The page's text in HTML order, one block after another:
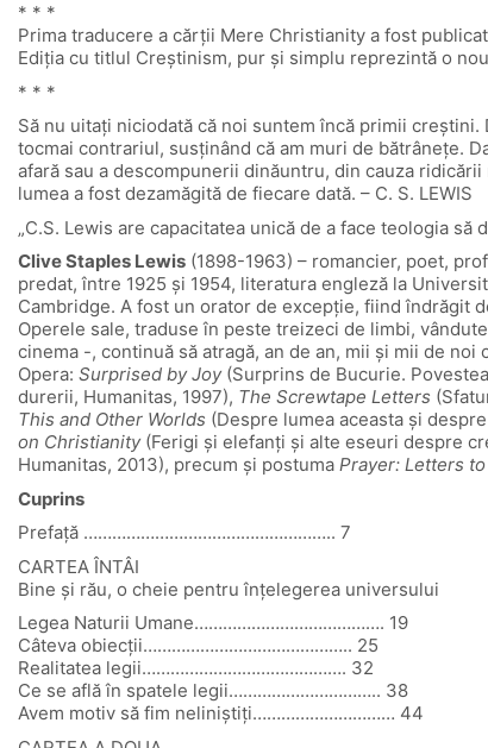
* * *
Prima traducere a cărții Mere Christianity a fost
Ediția cu titlul Creștinism, pur și simplu reprezintă o
* * *
Să nu uitați niciodată că noi suntem încă primii
tocmai contrariul, susținând că am muri de bătrânețe.
afară sau a descompunerii dinăuntru, din cauza
lumea a fost dezamăgită de fiecare dată. – C. S. LEWIS
„C.S. Lewis are capacitatea unică de a face teologia
Clive Staples Lewis (1898-1963) – romancier, poet,
predat, între 1925 şi 1954, literatura engleză la
Cambridge. A fost un orator de excepţie, fiind îndrăgit
Operele sale, traduse în peste treizeci de limbi,
cinema -, continuă să atragă, an de an, mii şi mii de noi
Opera: Surprised by Joy(Surprins de Bucurie.
durerii, Humanitas, 1997), The Screwtape Letters
This and Other Worlds (Despre lumea aceasta şi
on Christianity(Ferigi şi elefanţi şi alte eseuri despre
Humanitas, 2013), precum şi postuma Prayer: Letters
Cuprins
Prefaţă …………………………………………….. 7
CARTEA ÎNTÂI
Bine şi rău, o cheie pentru înţelegerea universului
Legea Naturii Umane…………………………………. 19
Câteva obiecţii…………………………………….. 25
Realitatea legii……………………………………. 32
Ce se află în spatele legii………………………….. 38
Avem motiv să fim neliniştiţi………………………… 44